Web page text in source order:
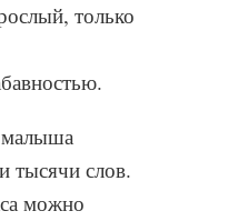
только
малыша
тысячи слов.
можно